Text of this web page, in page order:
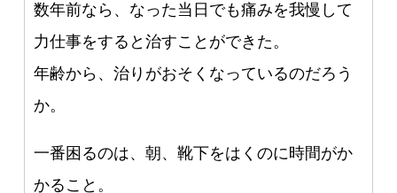
数年前なら、なった当日でも痛みを我慢して
力仕事をすると治すことができた。
年齢から、治りがおそくなっているのだろう
か。
一番困るのは、朝、靴下をはくのに時間がか
かること。